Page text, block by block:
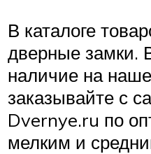
В каталоге
дверные замки.
наличие на
заказывайте с
Dvernye.ru по
мелким и